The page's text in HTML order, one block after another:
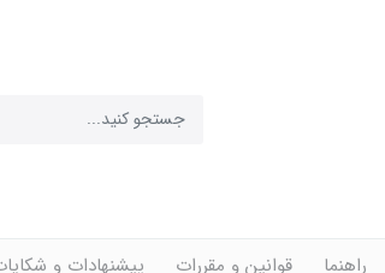
راهنما قوانین و مقررات پیشنهادات و